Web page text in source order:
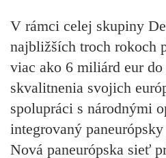
V rámci celej skupiny
najbližších troch rokoch
viac ako 6 miliárd eur do
skvalitnenia svojich
spolupráci s národnými
integrovaný
Nová paneurópska sieť